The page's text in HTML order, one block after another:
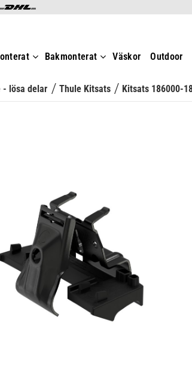
Bakmonterat Väskor Outdoor
- lösa delar Thule Kitsats Kitsats 186000-